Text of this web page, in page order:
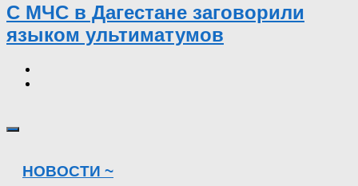
С МЧС в Дагестане заговорили
языком ультиматумов
НОВОСТИ ~